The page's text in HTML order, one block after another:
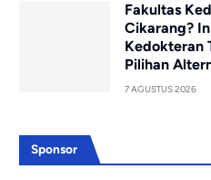
Fakultas
Cikarang?
Kedokteran
Pilihan
7 AGUSTUS 2026
Sponsor